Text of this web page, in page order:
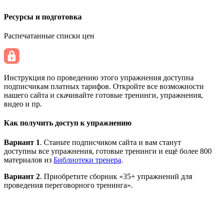
Ресурсы и подготовка
Распечатанные списки цен
Инструкция по проведению этого упражнения доступна
подписчикам платных тарифов. Откройте все возможности
нашего сайта и скачивайте готовые тренинги, упражнения,
видео и пр.
Как получить доступ к упражнению
Вариант 1. Станьте подписчиком сайта и вам станут
доступны все упражнения, готовые тренинги и ещё более 800
материалов из Библиотеки тренера.
Вариант 2. Приобретите сборник «35+ упражнений для
проведения переговорного тренинга».